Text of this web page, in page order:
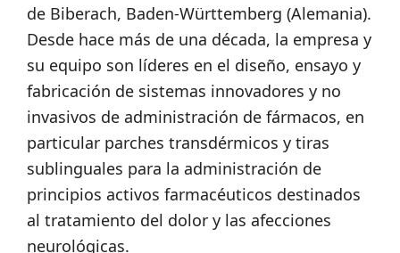
de Biberach, Baden-Württemberg (Alemania).
Desde hace más de una década, la empresa y
su equipo son líderes en el diseño, ensayo y
fabricación de sistemas innovadores y no
invasivos de administración de fármacos, en
particular parches transdérmicos y tiras
sublinguales para la administración de
principios activos farmacéuticos destinados
al tratamiento del dolor y las afecciones
neurológicas.